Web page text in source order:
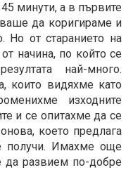
минути, а в първите
да коригираме и
Но от старанието на
начина, по който се
най-много.
които видяхме като
изходните
и се опитахме да се
което предлага
получи. Имахме още
да развием по-добре